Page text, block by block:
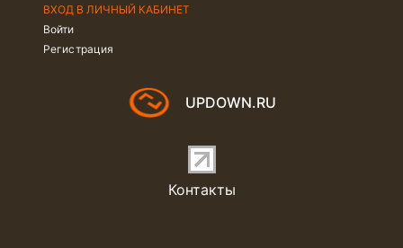
ВХОД В ЛИЧНЫЙ КАБИНЕТ
Войти
Регистрация
UPDOWN.RU
Контакты